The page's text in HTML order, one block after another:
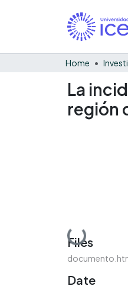
Home
La
región
Loading...
Files
Date